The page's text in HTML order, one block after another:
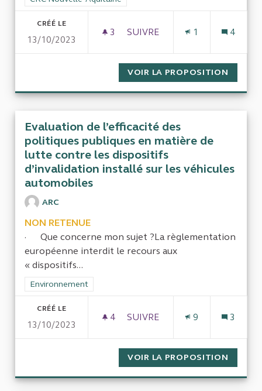
CRÉÉ LE
13/10/2023
3 3 ABONNÉS
SUIVRE
1 4
VOIR LA PROPOSITION
Evaluation de l’efficacité des
politiques publiques en matière de
lutte contre les dispositifs
d’invalidation installé sur les véhicules
automobiles
ARC
NON RETENUE
· Que concerne mon sujet ?La règlementation
européenne interdit le recours aux
« dispositifs...
Filtrer les résultats de la catégorie : Environnement
Environnement
CRÉÉ LE
13/10/2023
4 4 ABONNÉS
SUIVRE
9 3
VOIR LA PROPOSITION